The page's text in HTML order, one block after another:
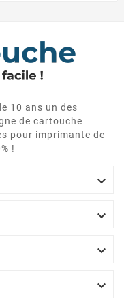
10 ans un des
de cartouche
pour imprimante de
!



